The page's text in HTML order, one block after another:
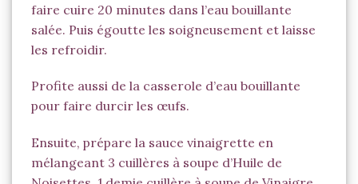
faire cuire 20 minutes dans l’eau bouillante
salée. Puis égoutte les soigneusement et laisse
les refroidir.
Profite aussi de la casserole d’eau bouillante
pour faire durcir les œufs.
Ensuite, prépare la sauce vinaigrette en
mélangeant 3 cuillères à soupe d’Huile de